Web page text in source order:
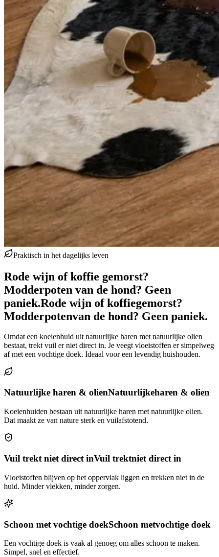
Praktisch in het dagelijks leven
Rode wijn of koffie gemorst?
Modderpoten van de hond? Geen
paniek.Rode wijn of koffiegemorst?
Modderpotenvan de hond? Geen paniek.
Omdat een koeienhuid uit natuurlijke haren met natuurlijke olien
bestaat, trekt vuil er niet direct in. Je veegt vloeistoffen er simpelweg
af met een vochtige doek. Ideaal voor een levendig huishouden.
Natuurlijke haren & olienNatuurlijkeharen & olien
Koeienhuiden bestaan uit natuurlijke haren met natuurlijke olien.
Dat maakt ze van nature sterk en vuilafstotend.
Vuil trekt niet direct inVuil trektniet direct in
Vloeistoffen blijven op het oppervlak liggen en trekken niet in de
huid. Minder vlekken, minder zorgen.
Schoon met vochtige doekSchoon metvochtige doek
Een vochtige doek is vaak al genoeg om alles schoon te maken.
Simpel, snel en effectief.